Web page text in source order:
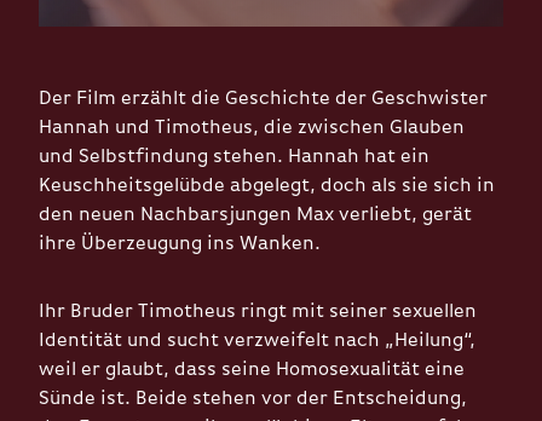
Der Film erzählt die Geschichte der Geschwister
Hannah und Timotheus, die zwischen Glauben
und Selbstfindung stehen. Hannah hat ein
Keuschheitsgelübde abgelegt, doch als sie sich in
den neuen Nachbarsjungen Max verliebt, gerät
ihre Überzeugung ins Wanken.
Ihr Bruder Timotheus ringt mit seiner sexuellen
Identität und sucht verzweifelt nach „Heilung“,
weil er glaubt, dass seine Homosexualität eine
Sünde ist. Beide stehen vor der Entscheidung,